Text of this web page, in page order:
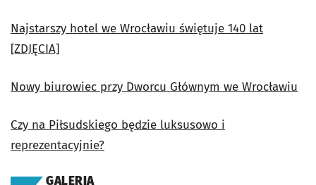
Najstarszy hotel we Wrocławiu świętuje 140 lat
[ZDJĘCIA]
Nowy biurowiec przy Dworcu Głównym we Wrocławiu
Czy na Piłsudskiego będzie luksusowo i
reprezentacyjnie?
GALERIA